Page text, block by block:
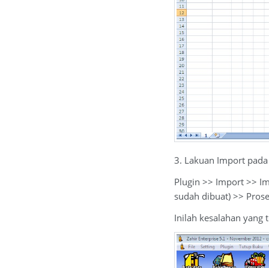
3. Lakuan Import
Plugin >> Import >>
sudah dibuat) >>
Inilah kesalahan yang